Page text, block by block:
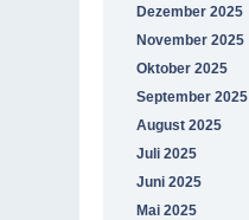
Dezember 2025
November 2025
Oktober 2025
September 2025
August 2025
Juli 2025
Juni 2025
Mai 2025